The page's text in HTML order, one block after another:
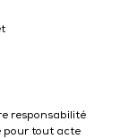
responsabilité
pour tout acte